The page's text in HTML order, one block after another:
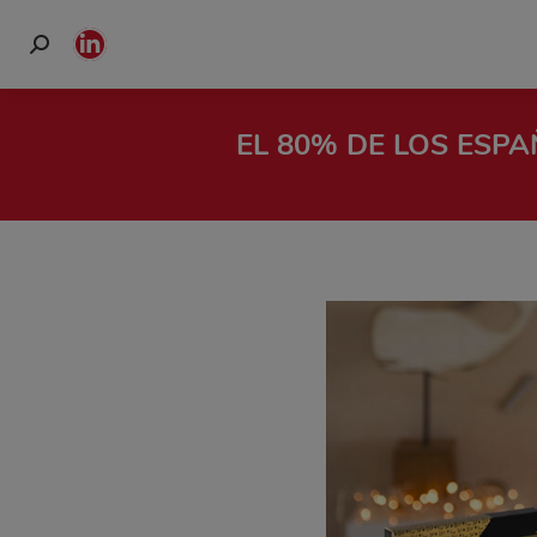
Buscar:
Linkedin
page
window
EL 80% DE LOS